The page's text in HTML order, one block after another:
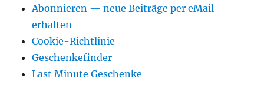
Abonnieren — neue Beiträge per eMail
erhalten
Cookie-Richtlinie
Geschenkefinder
Last Minute Geschenke